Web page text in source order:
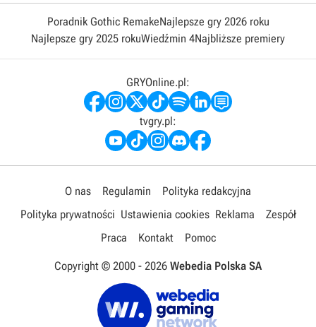
Poradnik Gothic RemakeNajlepsze gry 2026 roku
Najlepsze gry 2025 rokuWiedźmin 4Najbliższe premiery
GRYOnline.pl:
tvgry.pl:
O nas Regulamin
Polityka redakcyjna
Polityka prywatności Ustawienia cookies Reklama
Zespół
Praca
Kontakt Pomoc
Copyright © 2000 - 2026 Webedia Polska SA